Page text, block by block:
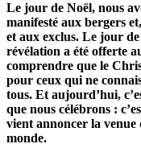
Le jour de Noël, nous
manifesté aux bergers
et aux exclus. Le jour
révélation a été offerte
comprendre que le
pour ceux qui ne
tous. Et aujourd’hui,
que nous célébrons :
vient annoncer la
monde.